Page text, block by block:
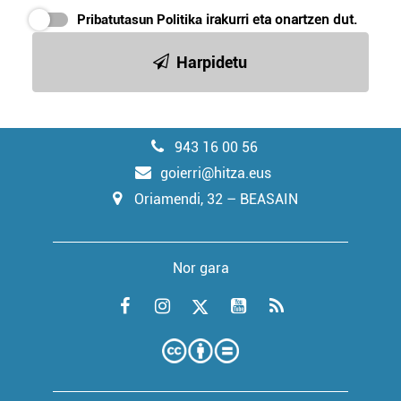
Pribatutasun Politika irakurri eta onartzen dut.
Harpidetu
943 16 00 56
goierri@hitza.eus
Oriamendi, 32 – BEASAIN
Nor gara